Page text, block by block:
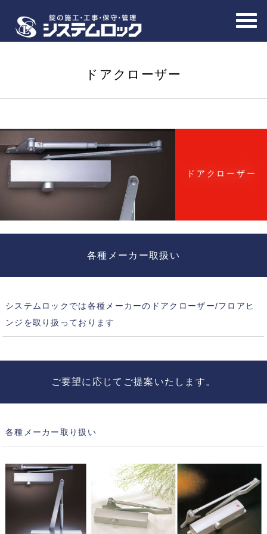
ドアクローザー
ドアクローザー
各種メーカー取扱い
システムロックでは各種メーカーのドアクローザー/フロアヒ
ンジを取り扱っております
ご要望に応じてご提案いたします。
各種メーカー取り扱い